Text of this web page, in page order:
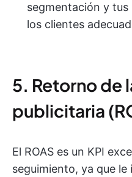
segmentación y tus
los clientes
5. Retorno de
publicitaria
El ROAS es un KPI
seguimiento, ya que